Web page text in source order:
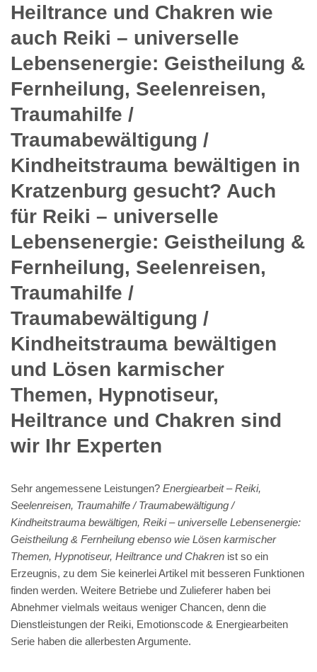
Heiltrance und Chakren wie
auch Reiki – universelle
Lebensenergie: Geistheilung &
Fernheilung, Seelenreisen,
Traumahilfe /
Traumabewältigung /
Kindheitstrauma bewältigen in
Kratzenburg gesucht? Auch
für Reiki – universelle
Lebensenergie: Geistheilung &
Fernheilung, Seelenreisen,
Traumahilfe /
Traumabewältigung /
Kindheitstrauma bewältigen
und Lösen karmischer
Themen, Hypnotiseur,
Heiltrance und Chakren sind
wir Ihr Experten
Sehr angemessene Leistungen? Energiearbeit – Reiki,
Seelenreisen, Traumahilfe / Traumabewältigung /
Kindheitstrauma bewältigen, Reiki – universelle Lebensenergie:
Geistheilung & Fernheilung ebenso wie Lösen karmischer
Themen, Hypnotiseur, Heiltrance und Chakren ist so ein
Erzeugnis, zu dem Sie keinerlei Artikel mit besseren Funktionen
finden werden. Weitere Betriebe und Zulieferer haben bei
Abnehmer vielmals weitaus weniger Chancen, denn die
Dienstleistungen der Reiki, Emotionscode & Energiearbeiten
Serie haben die allerbesten Argumente.